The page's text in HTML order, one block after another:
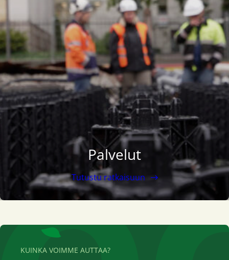
Palvelut
Tutustu ratkaisuun
KUINKA VOIMME AUTTAA?